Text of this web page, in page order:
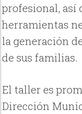
profesional, así
herramientas
la generación
de sus familias.
El taller es
Dirección